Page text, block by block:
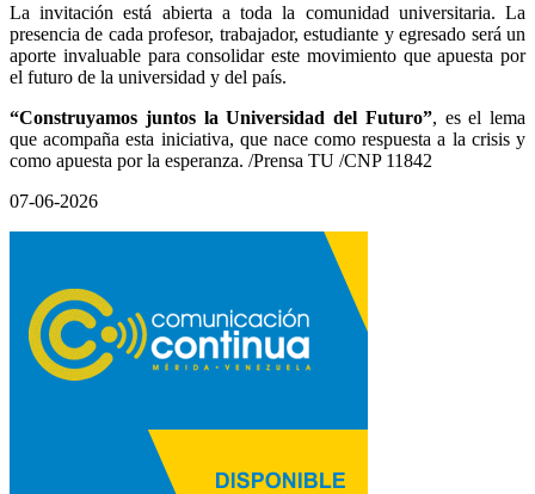
La invitación está abierta a toda la comunidad universitaria. La
presencia de cada profesor, trabajador, estudiante y egresado será un
aporte invaluable para consolidar este movimiento que apuesta por
el futuro de la universidad y del país.
“Construyamos juntos la Universidad del Futuro”, es el lema
que acompaña esta iniciativa, que nace como respuesta a la crisis y
como apuesta por la esperanza. /Prensa TU /CNP 11842
07-06-2026